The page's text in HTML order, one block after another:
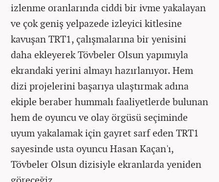
izlenme oranlarında ciddi bir ivme yakalayan
ve çok geniş yelpazede izleyici kitlesine
kavuşan TRT1, çalışmalarına bir yenisini
daha ekleyerek Tövbeler Olsun yapımıyla
ekrandaki yerini almayı hazırlanıyor. Hem
dizi projelerini başarıya ulaştırmak adına
ekiple beraber hummalı faaliyetlerde bulunan
hem de oyuncu ve olay örgüsü seçiminde
uyum yakalamak için gayret sarf eden TRT1
sayesinde usta oyuncu Hasan Kaçan'ı,
Tövbeler Olsun dizisiyle ekranlarda yeniden